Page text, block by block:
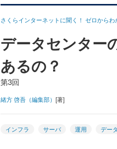
さくらインターネットに聞く！ ゼロから
データセンター
あるの？
第3回
緒方 啓吾（編集部） [著]
インフラ サーバ 運用 デー